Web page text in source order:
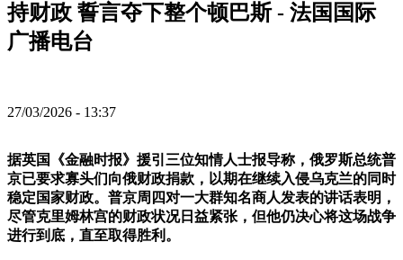
持财政 誓言夺下整个顿巴斯 - 法国国际
广播电台
27/03/2026 - 13:37
据英国《金融时报》援引三位知情人士报导称，俄罗斯总统普
京已要求寡头们向俄财政捐款，以期在继续入侵乌克兰的同时
稳定国家财政。普京周四对一大群知名商人发表的讲话表明，
尽管克里姆林宫的财政状况日益紧张，但他仍决心将这场战争
进行到底，直至取得胜利。